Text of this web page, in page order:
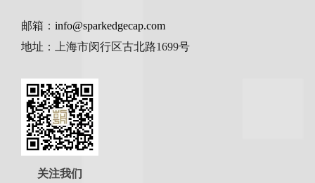
邮箱： info@sparkedgecap.com
地址：上海市闵行区古北路1699号
关注我们